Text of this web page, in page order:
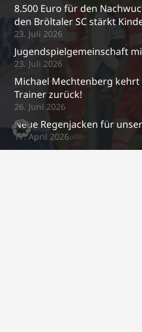
8.500 Euro für den
den Bröltaler SC stärkt
23. Juli 2026
Jugendspielgemeinschaft
23. Juli 2026
Michael Mechtenberg kehrt
Trainer zurück!
26. Juni 2026
Neue Regenjacken für
17. April 2026